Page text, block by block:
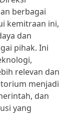
berbagai
kemitraan ini,
dan
pihak. Ini
relevan dan
menjadi
dan
yang